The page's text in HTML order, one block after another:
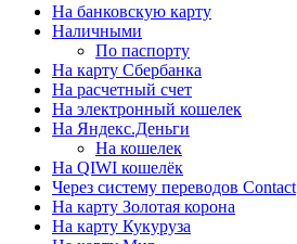
На банковскую карту
Наличными
По паспорту
На карту Сбербанка
На расчетный счет
На электронный кошелек
На Яндекс.Деньги
На кошелек
На QIWI кошелёк
Через систему переводов Contact
На карту Золотая корона
На карту Кукуруза